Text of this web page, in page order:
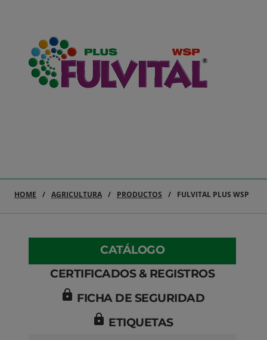
HOME AGRICULTURA PRODUCTOS FULVITAL PLUS WSP
CATÁLOGO
CERTIFICADOS & REGISTROS
lock FICHA DE SEGURIDAD
lock ETIQUETAS